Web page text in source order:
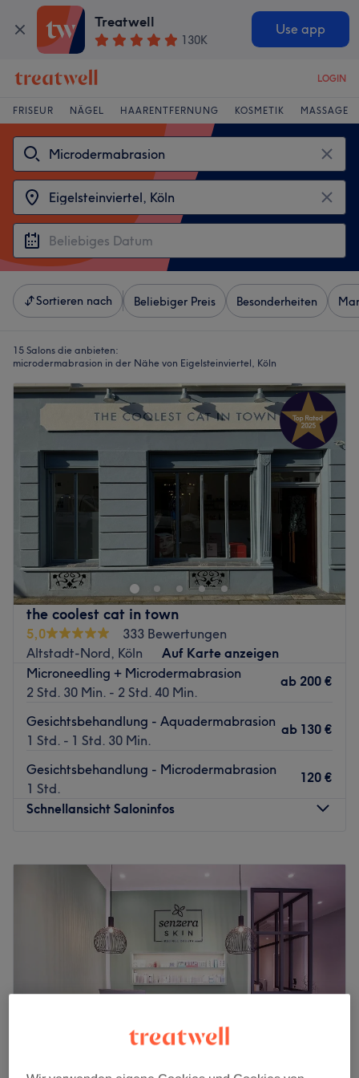
Treatwell
130K
Use app
LOGIN
FRISEUR NÄGEL HAARENTFERNUNG KOSMETIK MASSAGE
Sortieren nach Beliebiger Preis Besonderheiten
15 Salons die anbieten:
microdermabrasion in der Nähe von Eigelsteinviertel, Köln
the coolest cat in town
5,0
333 Bewertungen
Altstadt-Nord, Köln
Auf Karte anzeigen
Microneedling + Microdermabrasion
2 Std. 30 Min. - 2 Std. 40 Min.
ab 200 €
Gesichtsbehandlung - Aquadermabrasion
1 Std. - 1 Std. 30 Min.
ab 130 €
Gesichtsbehandlung - Microdermabrasion
1 Std.
120 €
Schnellansicht Saloninfos
Dienstag
19:00
10:00–19:00
10:00– 19:00
10:00– 19:00
Geschlossen
Geheimtipp für dich, wenn es um exklusive
Kosmetikbehandlungen, die perfekte Augenbrauenform